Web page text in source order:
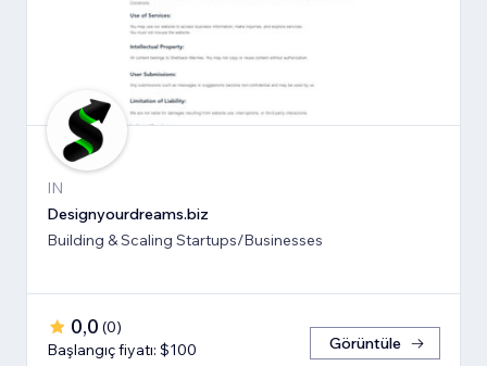
IN
Designyourdreams.biz
Building & Scaling Startups/Businesses
0,0 (0)
Başlangıç fiyatı: $100
Görüntüle